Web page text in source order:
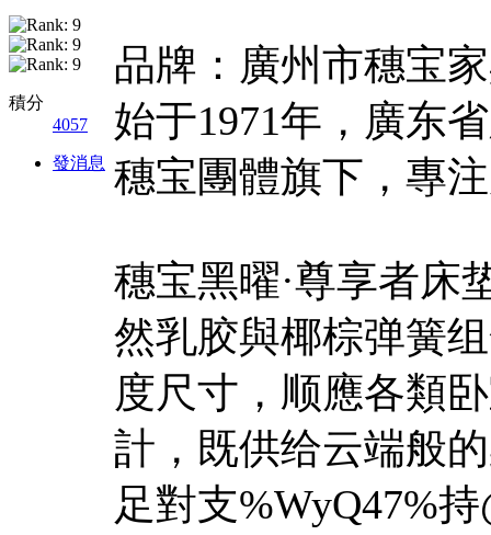
積分
4057
發消息
品牌：廣州市穗宝
始于1971年，廣东
穗宝團體旗下，專
穗宝黑曜·尊享者床
然乳胶與椰棕弹簧
度尺寸，顺應各類
計，既供给云端般
足對支%WyQ47%